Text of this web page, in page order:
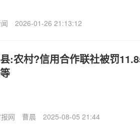
2026-01-26 21:13:12
:农村?信用合作联社被罚
网 曹晨 2025-08-05 21:44